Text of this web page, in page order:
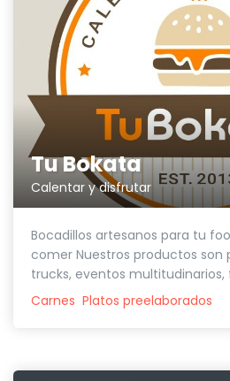
Tu Bokata
Calentar y disfrutar
Bocadillos artesanos para tu
comer Nuestros productos
trucks, eventos multitudinarios,
Carnes Platos preelaborados